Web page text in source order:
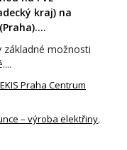
kraj) na
možnosti
EKIS Praha Centrum
– výroba elektřiny,